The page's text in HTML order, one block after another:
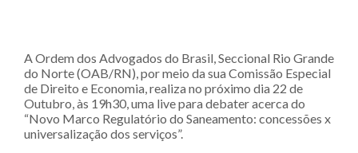
A Ordem dos Advogados do Brasil, Seccional Rio Grande
do Norte (OAB/RN), por meio da sua Comissão Especial
de Direito e Economia, realiza no próximo dia 22 de
Outubro, às 19h30, uma live para debater acerca do
“Novo Marco Regulatório do Saneamento: concessões x
universalização dos serviços”.